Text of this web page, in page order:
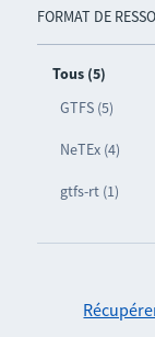
FORMAT DE
Tous (5)
GTFS (5)
NeTEx (4)
gtfs-rt (1)